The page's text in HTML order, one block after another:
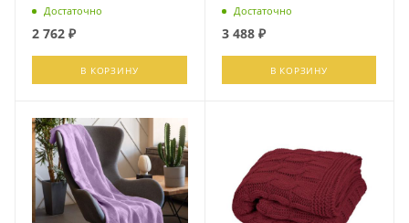
Достаточно
2 762 ₽
В КОРЗИНУ
Достаточно
3 488₽
В КОРЗИНУ